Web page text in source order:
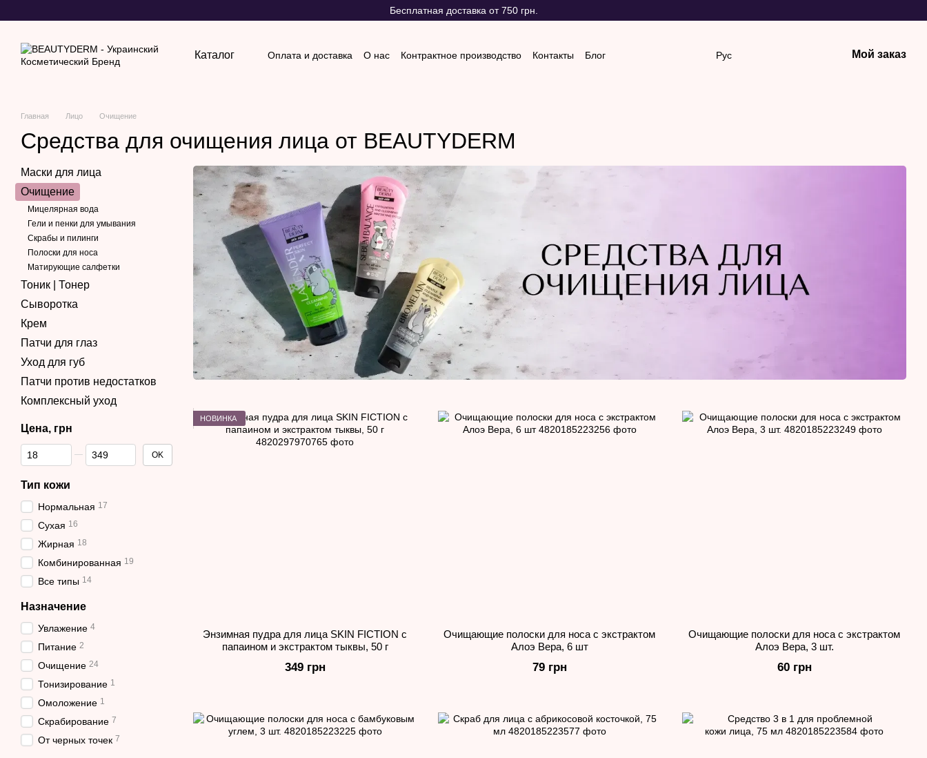
Бесплатная доставка от 750 грн.
Каталог Оплата и доставка О нас Контрактное производство Контакты
Блог
Рус Мой заказ
Главная Лицо Очищение
Средства для очищения лица от BEAUTYDERM
НОВИНКА
Энзимная пудра для лица SKIN FICTION с
папаином и экстрактом тыквы, 50 г
349 грн
Очищающие полоски для носа с экстрактом
Алоэ Вера, 6 шт
79 грн
Очищающие полоски для носа с экстрактом
Алоэ Вера, 3 шт.
60 грн
Маски для лица
Очищение
Мицелярная вода
Гели и пенки для умывания
Скрабы и пилинги
Полоски для носа
Матирующие салфетки
Тоник | Тонер
Сыворотка
Крем
Патчи для глаз
Уход для губ
Патчи против недостатков
Комплексный уход
Цена, грн
От Цена, грн
До Цена, грн OK
Тип кожи
Нормальная 17
Сухая 16
Жирная 18
Комбинированная 19
Все типы 14
Назначение
Увлажение 4
Питание 2
Очищение 24
Тонизирование 1
Омоложение 1
Скрабирование 7
От черных точек 7